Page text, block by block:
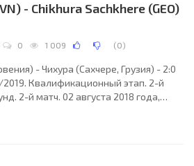
- Chikhura Sachkhere (GEO)
0 1 009 (0)
- Чихура (Сахчере, Грузия) - 2:0
Квалификационный этап. 2-й
2-й матч. 02 августа 2018 года,
"Людски врт". 7166 зрителей (55 %